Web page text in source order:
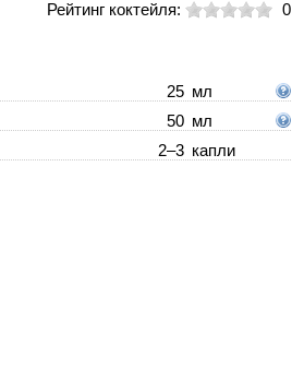
Рейтинг коктейля: 0
25 мл
50 мл
2–3 капли